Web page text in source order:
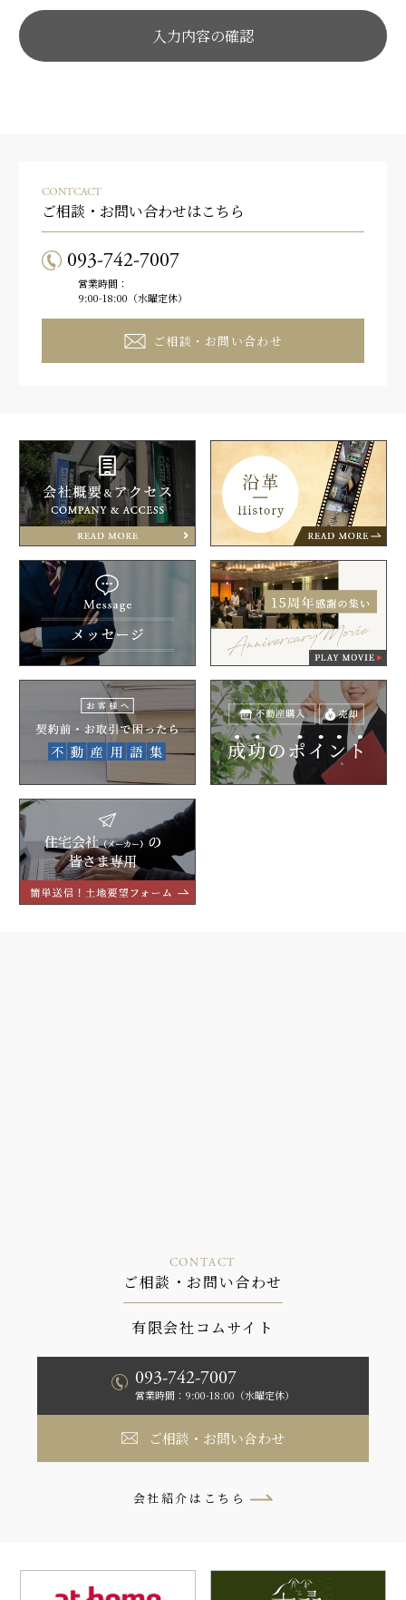
CONTCACT
ご相談・お問い合わせはこちら
093-742-7007
営業時間：
9:00-18:00（水曜定休）
ご相談・お問い合わせ
CONTACT
ご相談・お問い合わせ
有限会社コムサイト
093-742-7007
営業時間：9:00-18:00（水曜定休）
ご相談・お問い合わせ
会社紹介はこちら